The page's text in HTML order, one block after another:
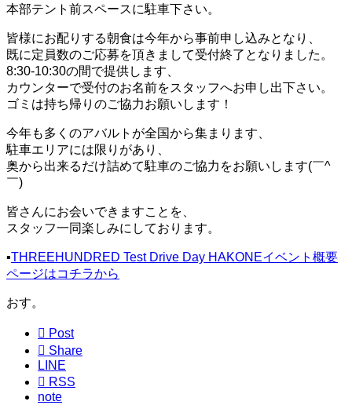
本部テント前スペースに駐車下さい。
皆様にお配りする朝食は今年から事前申し込みとなり、
既に定員数のご応募を頂きまして受付終了となりました。
8:30-10:30の間で提供します、
カウンターで受付のお名前をスタッフへお申し出下さい。
ゴミは持ち帰りのご協力お願いします！
今年も多くのアバルトが全国から集まります、
駐車エリアには限りがあり、
奥から出来るだけ詰めて駐車のご協力をお願いします(￣^
￣)ゞ
皆さんにお会いできますことを、
スタッフ一同楽しみにしております。
▪️THREEHUNDRED Test Drive Day HAKONEイベント概要
ページはコチラから
おす。
 Post
 Share
LINE
 RSS
note